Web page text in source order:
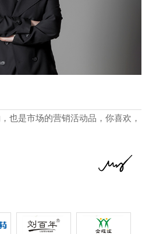
也是市场的营销活动品，你喜欢，